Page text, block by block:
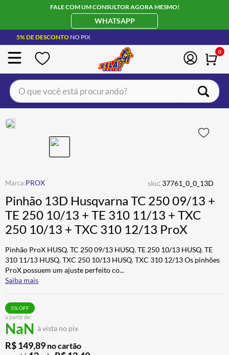
FALE COM UM CONSULTOR AGORA MESMO!
WHATSAPP
5% DE DESCONTO NO PIX
0
O que você está procurando?
PROX sku: 37761_0_0_13D
Pinhão 13D Husqvarna TC 250 09/13 +
TE 250 10/13 + TE 310 11/13 + TXC
250 10/13 + TXC 310 12/13 ProX
Pinhão ProX HUSQ. TC 250 09/13 HUSQ. TE 250 10/13 HUSQ. TE
310 11/13 HUSQ. TXC 250 10/13 HUSQ. TXC 310 12/13 Os pinhões
ProX possuem um ajuste perfeito co...
Saiba mais
a partir de:
NaN à vista no pix
5% OFF
R$149,89 no cartão
BOTA
4º ÓCULOS SOLAR
5º LUVA
6º BAU
7º ALPINESTAR
8º AIROH
9º CALÇA